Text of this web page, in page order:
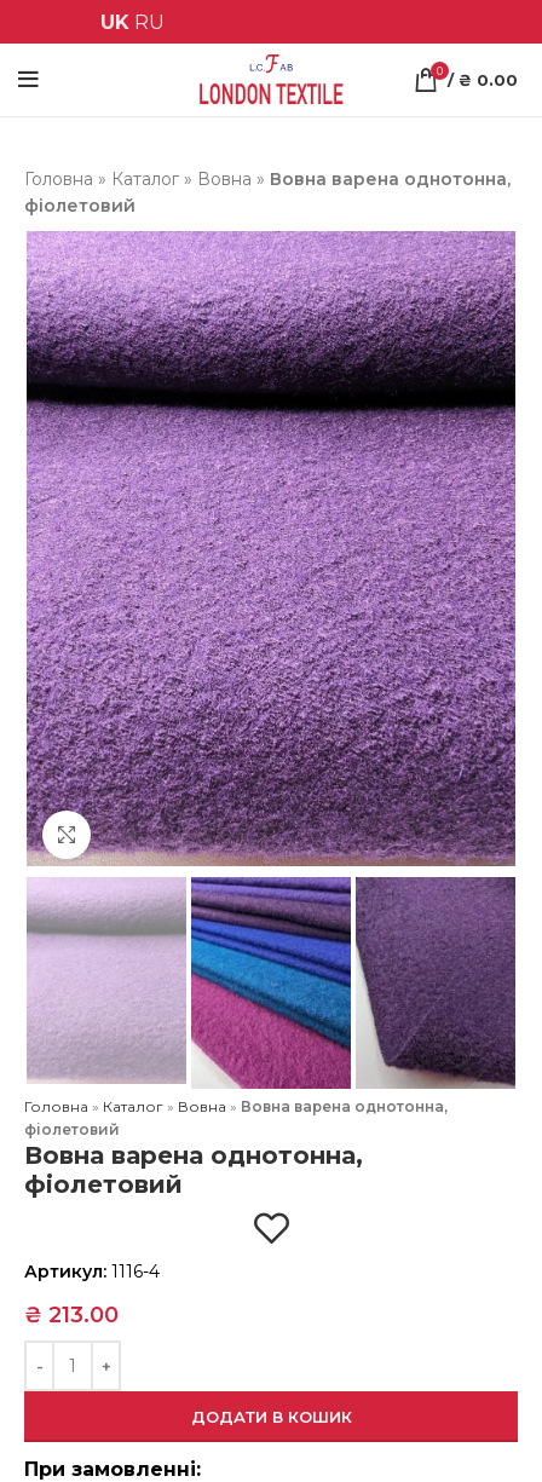
UK RU
0 / ₴ 0.00
Головна » Каталог » Вовна » Вовна варена однотонна,
фіолетовий
Клацніть, щоб збільшити
Головна » Каталог » Вовна » Вовна варена однотонна,
фіолетовий
Вовна варена однотонна,
фіолетовий
Артикул:1116-4
₴ 213.00
ДОДАТИ В КОШИК
При замовленні: